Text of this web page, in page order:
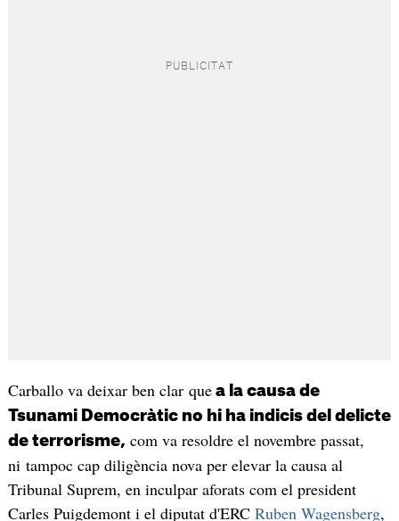
Carballo va deixar ben clar quea la causa de
Tsunami Democràtic no hi ha indicis del delicte
de terrorisme, com va resoldre el novembre passat,
ni tampoc cap diligència nova per elevar la causa al
Tribunal Suprem, en inculpar aforats com el president
Carles Puigdemont i el diputat d'ERC Ruben Wagensberg,